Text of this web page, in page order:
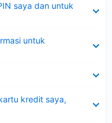
saya dan untuk
untuk
kredit saya,